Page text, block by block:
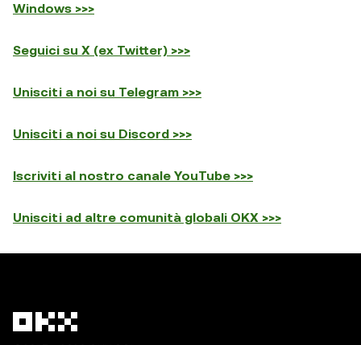
Windows >>>
Seguici su X (ex Twitter) >>>
Unisciti a noi su Telegram >>>
Unisciti a noi su Discord >>>
Iscriviti al nostro canale YouTube >>>
Unisciti ad altre comunità globali OKX >>>